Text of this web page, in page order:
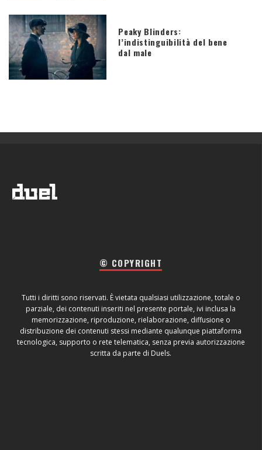
Peaky Blinders:
l’indistinguibilità del bene
dal male
© COPYRIGHT
Tutti i diritti sono riservati. È vietata qualsiasi utilizzazione, totale o
parziale, dei contenuti inseriti nel presente portale, ivi inclusa la
memorizzazione, riproduzione, rielaborazione, diffusione o
distribuzione dei contenuti stessi mediante qualunque piattaforma
tecnologica, supporto o rete telematica, senza previa autorizzazione
scritta da parte di Duels.